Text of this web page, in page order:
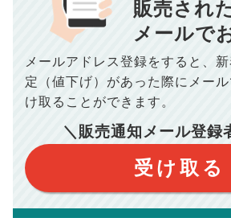
年間の支払額
総支払額
このシミュレーターは元利均等返済方式
このシミュレーターは、四捨五入にて計
このシミュレーターはお借り入れの全期
このシミュレーターでの結果は、お借り
ありません。
このシミュレーターをご利用された方の
※購入価格よりも売却価格が高い場合、譲
場合がございます。詳しくは最寄りの税
※シミュレーター結果はあくまでも概算で
保証するものではございません。
※上記売却費用には、住所変更登記の費用
宅ローンの一括繰上返済の手数料等は含ま
で予めご了承ください。
おります。（物件価格×3%＋6万円＋消費
販売され
メールで
メールアドレス登録をすると、
定（値下げ）があった際に メー
け取ることができます。
＼販売通知メール登録
受け取る